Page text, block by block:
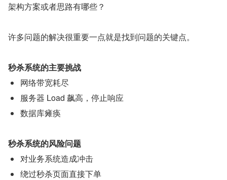
架构方案或者思路有哪些？
许多问题的解决很重要一点就是找到问题的关键点。
秒杀系统的主要挑战
网络带宽耗尽
服务器 Load 飙高，停止响应
数据库瘫痪
秒杀系统的风险问题
对业务系统造成冲击
绕过秒杀页面直接下单